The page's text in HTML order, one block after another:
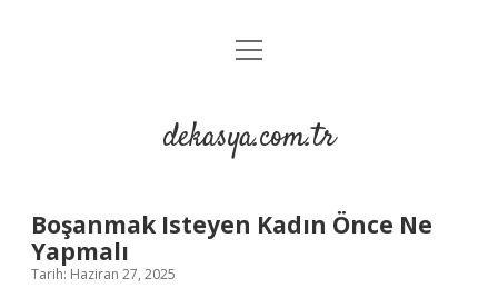
Anasayfa
Yasal Uyarı
menüyü
dekasya.com.tr
Boşanmak Isteyen Kadın Önce Ne
Yapmalı
Tarih: Haziran 27, 2025